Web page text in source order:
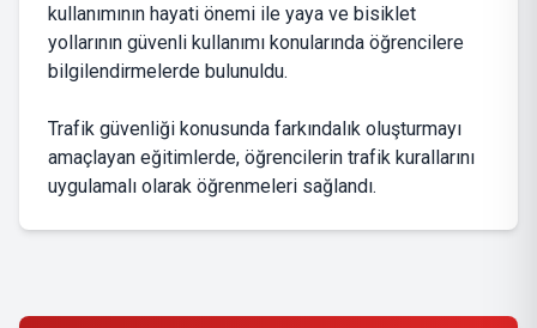
kullanımının hayati önemi ile yaya ve bisiklet
yollarının güvenli kullanımı konularında öğrencilere
bilgilendirmelerde bulunuldu.
Trafik güvenliği konusunda farkındalık oluşturmayı
amaçlayan eğitimlerde, öğrencilerin trafik kurallarını
uygulamalı olarak öğrenmeleri sağlandı.